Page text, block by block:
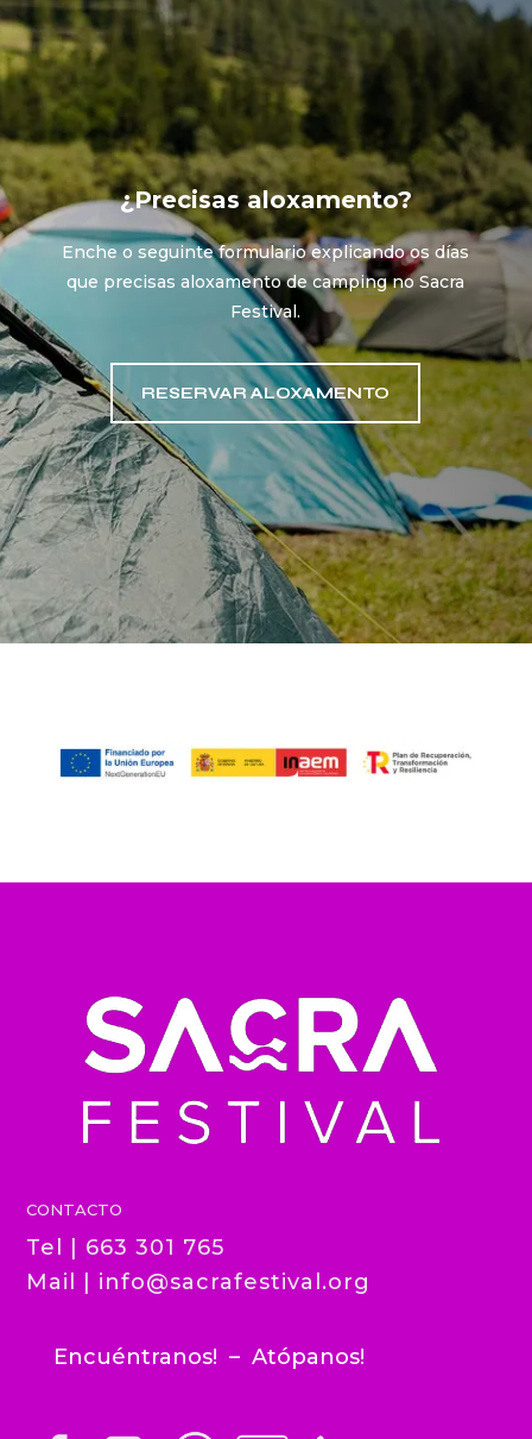
¿Precisas aloxamento?
Enche o seguinte formulario explicando os días
que precisas aloxamento de camping no Sacra
Festival.
RESERVAR ALOXAMENTO
CONTACTO
Tel | 663 301 765
Mail | info@sacrafestival.org
Encuéntranos! – Atópanos!